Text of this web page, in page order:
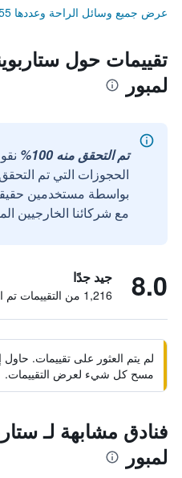
عرض جميع وسائل الراحة وعددها 55
تقييمات حول
لمبور
تم التحقق منه 100%
الحجوزات التي تم
مع شركائنا الخارجيين
8.0 جيد جدًا
1,216 من التقييمات تم التحقق منها
لم يتم العثور على تقييمات.
مسح كل شيء لعرض التقييمات.
فنادق مشابهة لـ
لمبور